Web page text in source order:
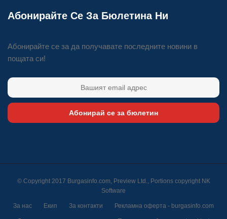
Абонирайте Се За Бюлетина Ни
Абонирайте се за да получавате последните новини в
пощата си!
Абонирай се за бюлетин
© Copyright 2017 Burgasinfo.com, Preview Ltd., Portions copyright NK
Software
За нас Екип За контакти Рекламна оферта - burgasinfo.com